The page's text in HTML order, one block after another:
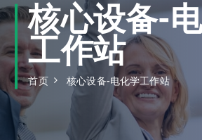
核心设备-
工作站
首页 核心设备-电化学工作站